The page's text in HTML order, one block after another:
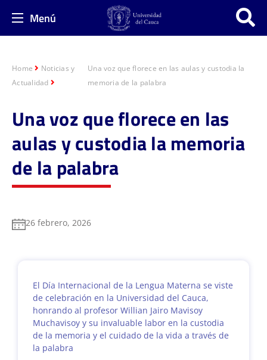
Menú
Home
Noticias y
Actualidad
Una voz que florece en las aulas y custodia la
memoria de la palabra
Una voz que florece en las
aulas y custodia la memoria
de la palabra
26 febrero, 2026
El Día Internacional de la Lengua Materna se viste
de celebración en la Universidad del Cauca,
honrando al profesor Willian Jairo Mavisoy
Muchavisoy y su invaluable labor en la custodia
de la memoria y el cuidado de la vida a través de
la palabra